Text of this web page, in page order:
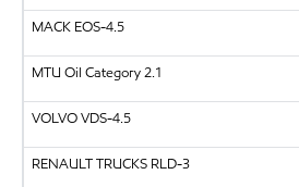
MACK EOS-4.5
MTU Oil Category 2.1
VOLVO VDS-4.5
RENAULT TRUCKS RLD-3